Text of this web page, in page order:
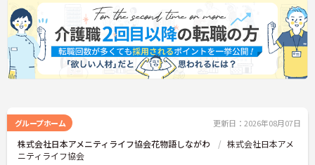
グループホーム 更新日：2026年08月07日
株式会社日本アメニティライフ協会花物語しながわ
株式会社日本アメ
ニティライフ協会